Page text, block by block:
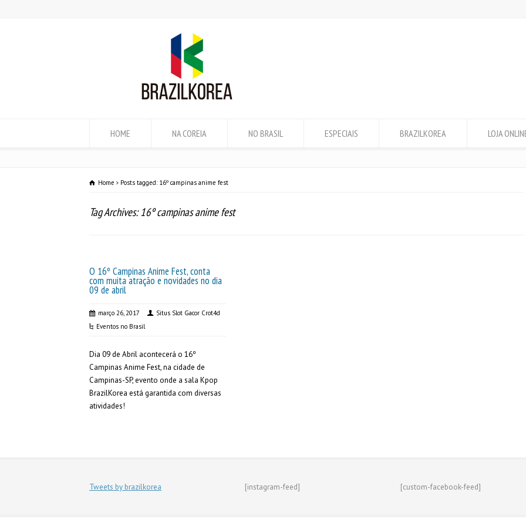
HOME NA COREIA NO BRASIL ESPECIAIS BRAZILKOREA LOJA
Home Posts tagged: 16º campinas anime fest
Tag Archives: 16º campinas anime fest
O 16º Campinas Anime Fest, conta
com muita atração e novidades no dia
09 de abril
março 26, 2017
Situs Slot Gacor Crot4d
Eventos no Brasil
Dia 09 de Abril acontecerá o 16º
Campinas Anime Fest, na cidade de
Campinas-SP, evento onde a sala Kpop
BrazilKorea está garantida com diversas
atividades!
Tweets by brazilkorea [instagram-feed] [custom-facebook-feed]